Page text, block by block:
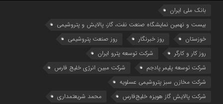
بانک ملی ایران
بیست و نهمین نمایشگاه صنعت نفت، گاز، پالایش و پتروشیمی
خوزستان
روز خبرنگار
روز صنعت پتروشیمی
روز کار و کارگر
شركت توسعه پترو ایران
شرکت توسعه پلیمر پادجم
شرکت مبین انرژی خلیج فارس
شرکت مخازن سبز پتروشیمی عسلویه
شرکت پالایش گاز هویزه خلیج‌فارس
محمد شریعتمداری